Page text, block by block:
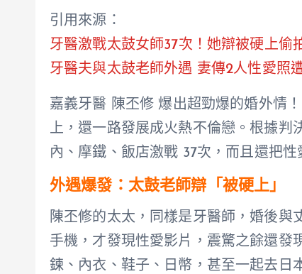
引用來源：
牙醫激戰太鼓女師37次！她辯被硬上
牙醫夫與太鼓老師外遇 妻傳2人性愛照
嘉義牙醫 陳丕修 爆出超勁爆的婚外情
上，還一路發展成火熱不倫戀。根據判
內、摩鐵、飯店激戰 37次，而且還把
外遇爆發：太鼓老師辯「被硬上」
陳丕修的太太，同樣是牙醫師，婚後與
手機，才發現性愛影片，震驚之餘還發
鍊、內衣、鞋子、日幣，甚至一起去日